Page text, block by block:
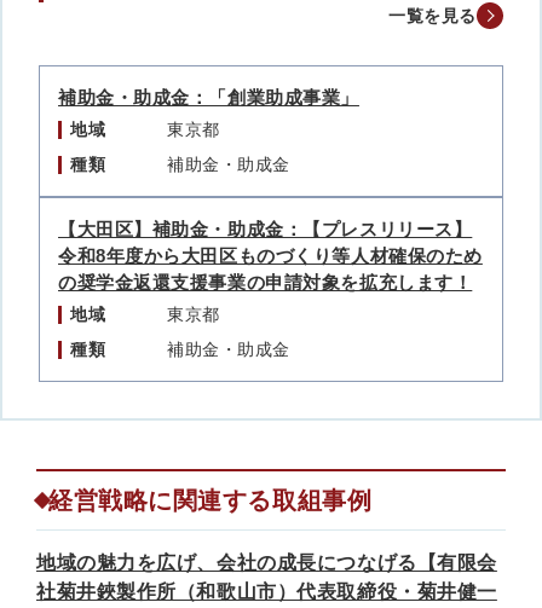
一覧を見る
補助金・助成金：「創業助成事業」
地域
東京都
種類
補助金・助成金
【大田区】補助金・助成金：【プレスリリース】
令和8年度から大田区ものづくり等人材確保のため
の奨学金返還支援事業の申請対象を拡充します！
地域
東京都
種類
補助金・助成金
経営戦略に関連する取組事例
地域の魅力を広げ、会社の成長につなげる【有限会
社菊井鋏製作所（和歌山市）代表取締役・菊井健一